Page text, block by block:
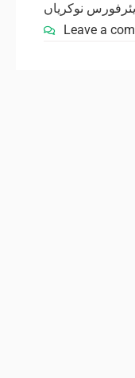
نوکریاں
Leave a